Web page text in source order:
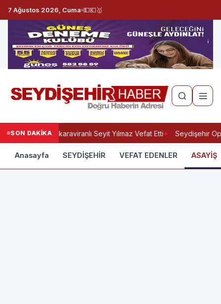
7 Ağustos 2026, Cuma 💵💶🥇
SON DAKİKAYukarıkaraviranlı Seyit Yılmaz Vefat Etti Seydişehir
Anasayfa SEYDİŞEHİR VEFAT EDENLER ASAYİŞ